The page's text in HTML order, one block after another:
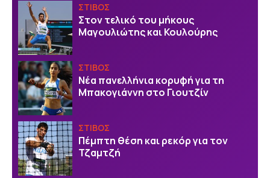
ΣΤΙΒΟΣ
Στον τελικό του μήκους
Μαγουλιώτης και Κουλούρης
ΣΤΙΒΟΣ
Νέα πανελλήνια κορυφή για τη
Μπακογιάννη στο Γιουτζίν
ΣΤΙΒΟΣ
Πέμπτη θέση και ρεκόρ για τον
Τζαμτζή